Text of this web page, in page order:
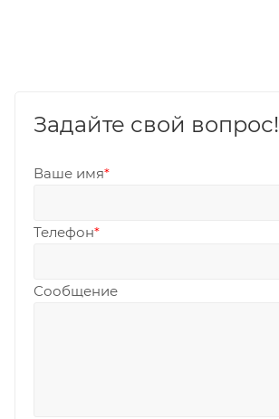
Задайте свой вопрос!
Ваше имя*
Телефон*
Сообщение